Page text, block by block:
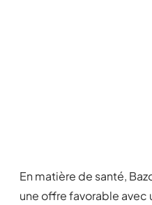
En matière de santé,
une offre favorable avec